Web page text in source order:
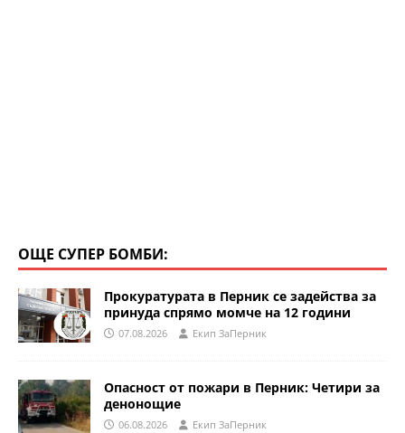
ОЩЕ СУПЕР БОМБИ:
Прокуратурата в Перник се задейства за
принуда спрямо момче на 12 години
07.08.2026 Eкип ЗаПерник
Опасност от пожари в Перник: Четири за
денонощие
06.08.2026 Eкип ЗаПерник